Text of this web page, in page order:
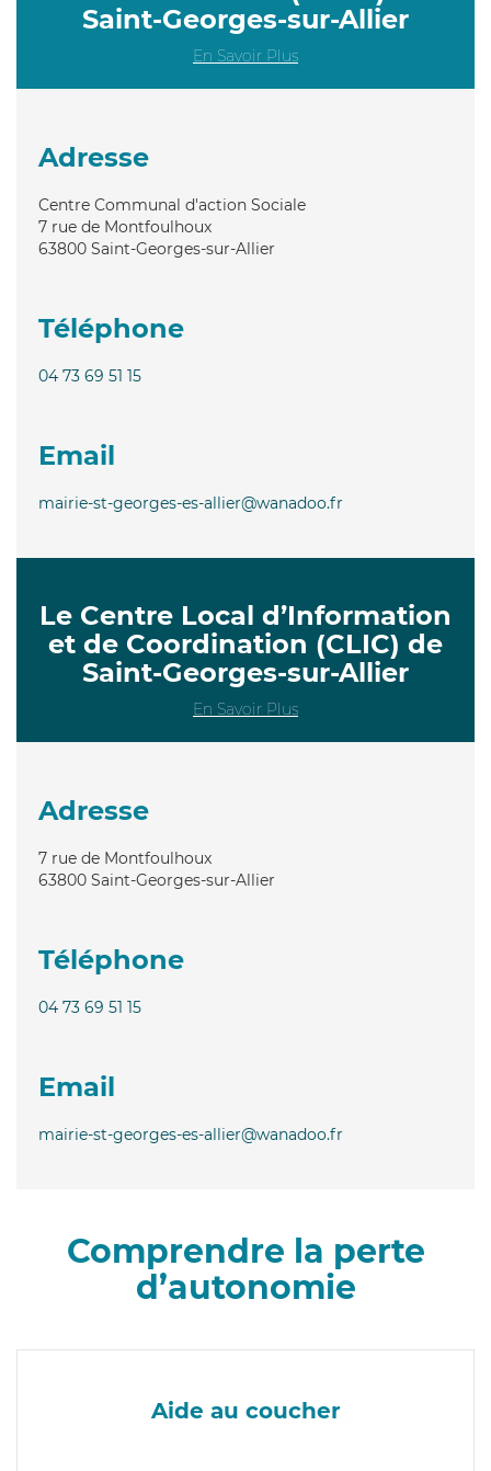
Saint-Georges-sur-Allier
En Savoir Plus
Adresse
Centre Communal d'action Sociale
7 rue de Montfoulhoux
63800 Saint-Georges-sur-Allier
Téléphone
04 73 69 51 15
Email
mairie-st-georges-es-allier@wanadoo.fr
Le Centre Local d’Information
et de Coordination (CLIC) de
Saint-Georges-sur-Allier
En Savoir Plus
Adresse
7 rue de Montfoulhoux
63800 Saint-Georges-sur-Allier
Téléphone
04 73 69 51 15
Email
mairie-st-georges-es-allier@wanadoo.fr
Comprendre la perte
d’autonomie
Aide au coucher